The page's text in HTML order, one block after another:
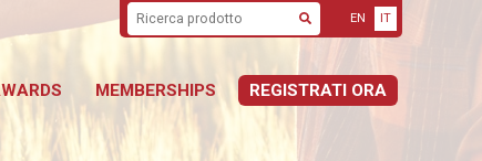
Cerca
EN IT
MEMBERSHIPS REGISTRATI ORA